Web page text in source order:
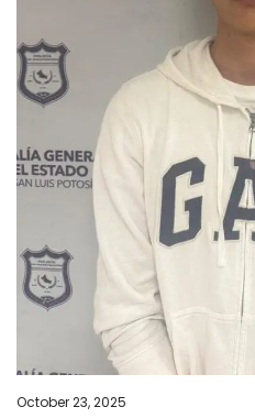
October 23, 2025